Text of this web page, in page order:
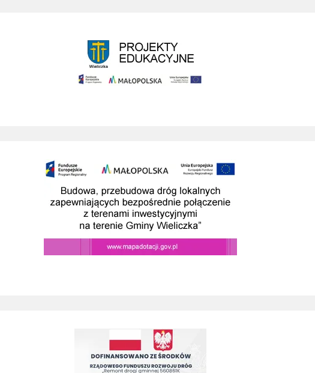
Budowa przebudowa drog prowadzacych do SAG w wieliczce
Remont drogi gminnej 560861K ul. Juliusza Słowackiego w Wieliczce